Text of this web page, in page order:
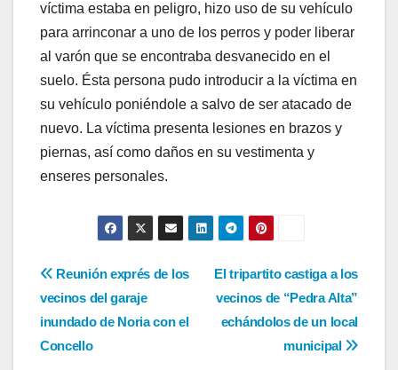
víctima estaba en peligro, hizo uso de su vehículo
para arrinconar a uno de los perros y poder liberar
al varón que se encontraba desvanecido en el
suelo. Ésta persona pudo introducir a la víctima en
su vehículo poniéndole a salvo de ser atacado de
nuevo. La víctima presenta lesiones en brazos y
piernas, así como daños en su vestimenta y
enseres personales.
Navegación
de
entradas
El tripartito castiga a los
vecinos de “Pedra Alta”
echándolos de un local
municipal
Reunión exprés de los
vecinos del garaje
inundado de Noria con el
Concello